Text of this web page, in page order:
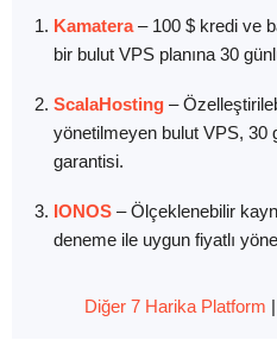
Kamatera – 100 $ kredi ve
bir bulut VPS planına 30
ScalaHosting –
yönetilmeyen bulut VPS, 30
garantisi.
IONOS –Ölçeklenebilir
deneme ile uygun fiyatlı
Diğer 7 Harika Platform |